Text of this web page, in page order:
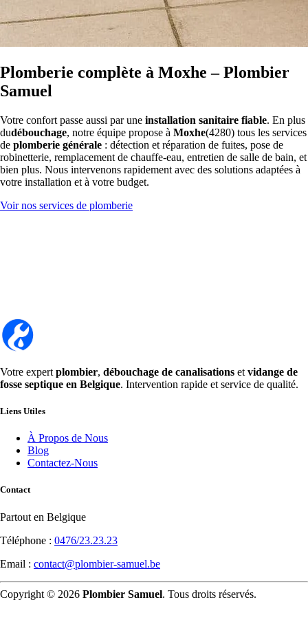
Plomberie complète à Moxhe – Plombier
Samuel
Votre confort passe aussi par une installation sanitaire fiable. En plus
dudébouchage, notre équipe propose à Moxhe(4280) tous les services
de plomberie générale : détection et réparation de fuites, pose de
robinetterie, remplacement de chauffe-eau, entretien de salle de bain, et
bien plus. Nous intervenons rapidement avec des solutions adaptées à
votre installation et à votre budget.
Voir nos services de plomberie
Votre expert plombier, débouchage de canalisations et vidange de
fosse septique en Belgique. Intervention rapide et service de qualité.
Liens Utiles
À Propos de Nous
Blog
Contactez-Nous
Contact
Partout en Belgique
Téléphone : 0476/23.23.23
Email : contact@plombier-samuel.be
Copyright © 2026 Plombier Samuel. Tous droits réservés.